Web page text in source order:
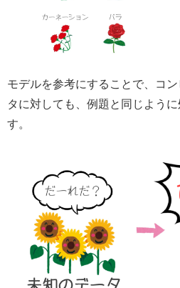
モデルを参考にすることで、コ
タに対しても、例題と同じよう
す。